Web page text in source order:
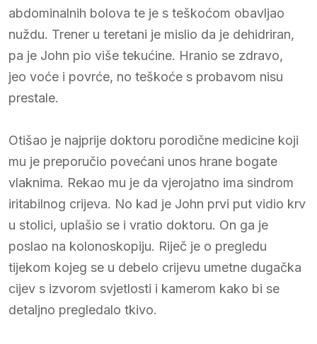
abdominalnih bolova te je s teškoćom obavljao
nuždu. Trener u teretani je mislio da je dehidriran,
pa je John pio više tekućine. Hranio se zdravo,
jeo voće i povrće, no teškoće s probavom nisu
prestale.
Otišao je najprije doktoru porodične medicine koji
mu je preporučio povećani unos hrane bogate
vlaknima. Rekao mu je da vjerojatno ima sindrom
iritabilnog crijeva. No kad je John prvi put vidio krv
u stolici, uplašio se i vratio doktoru. On ga je
poslao na kolonoskopiju. Riječ je o pregledu
tijekom kojeg se u debelo crijevu umetne dugačka
cijev s izvorom svjetlosti i kamerom kako bi se
detaljno pregledalo tkivo.